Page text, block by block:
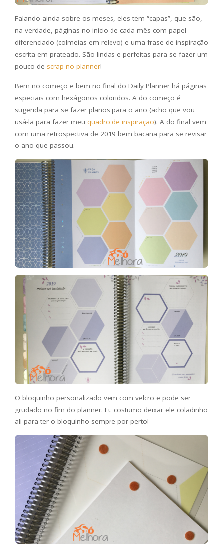
Falando ainda sobre os meses, eles tem “capas”, que são,
na verdade, páginas no início de cada mês com papel
diferenciado (colmeias em relevo) e uma frase de inspiração
escrita em prateado. São lindas e perfeitas para se fazer um
pouco de scrap no planner!
Bem no começo e bem no final do Daily Planner há páginas
especiais com hexágonos coloridos. A do começo é
sugerida para se fazer planos para o ano (acho que vou
usá-la para fazer meu quadro de inspiração). A do final vem
com uma retrospectiva de 2019 bem bacana para se revisar
o ano que passou.
O bloquinho personalizado vem com velcro e pode ser
grudado no fim do planner. Eu costumo deixar ele coladinho
ali para ter o bloquinho sempre por perto!